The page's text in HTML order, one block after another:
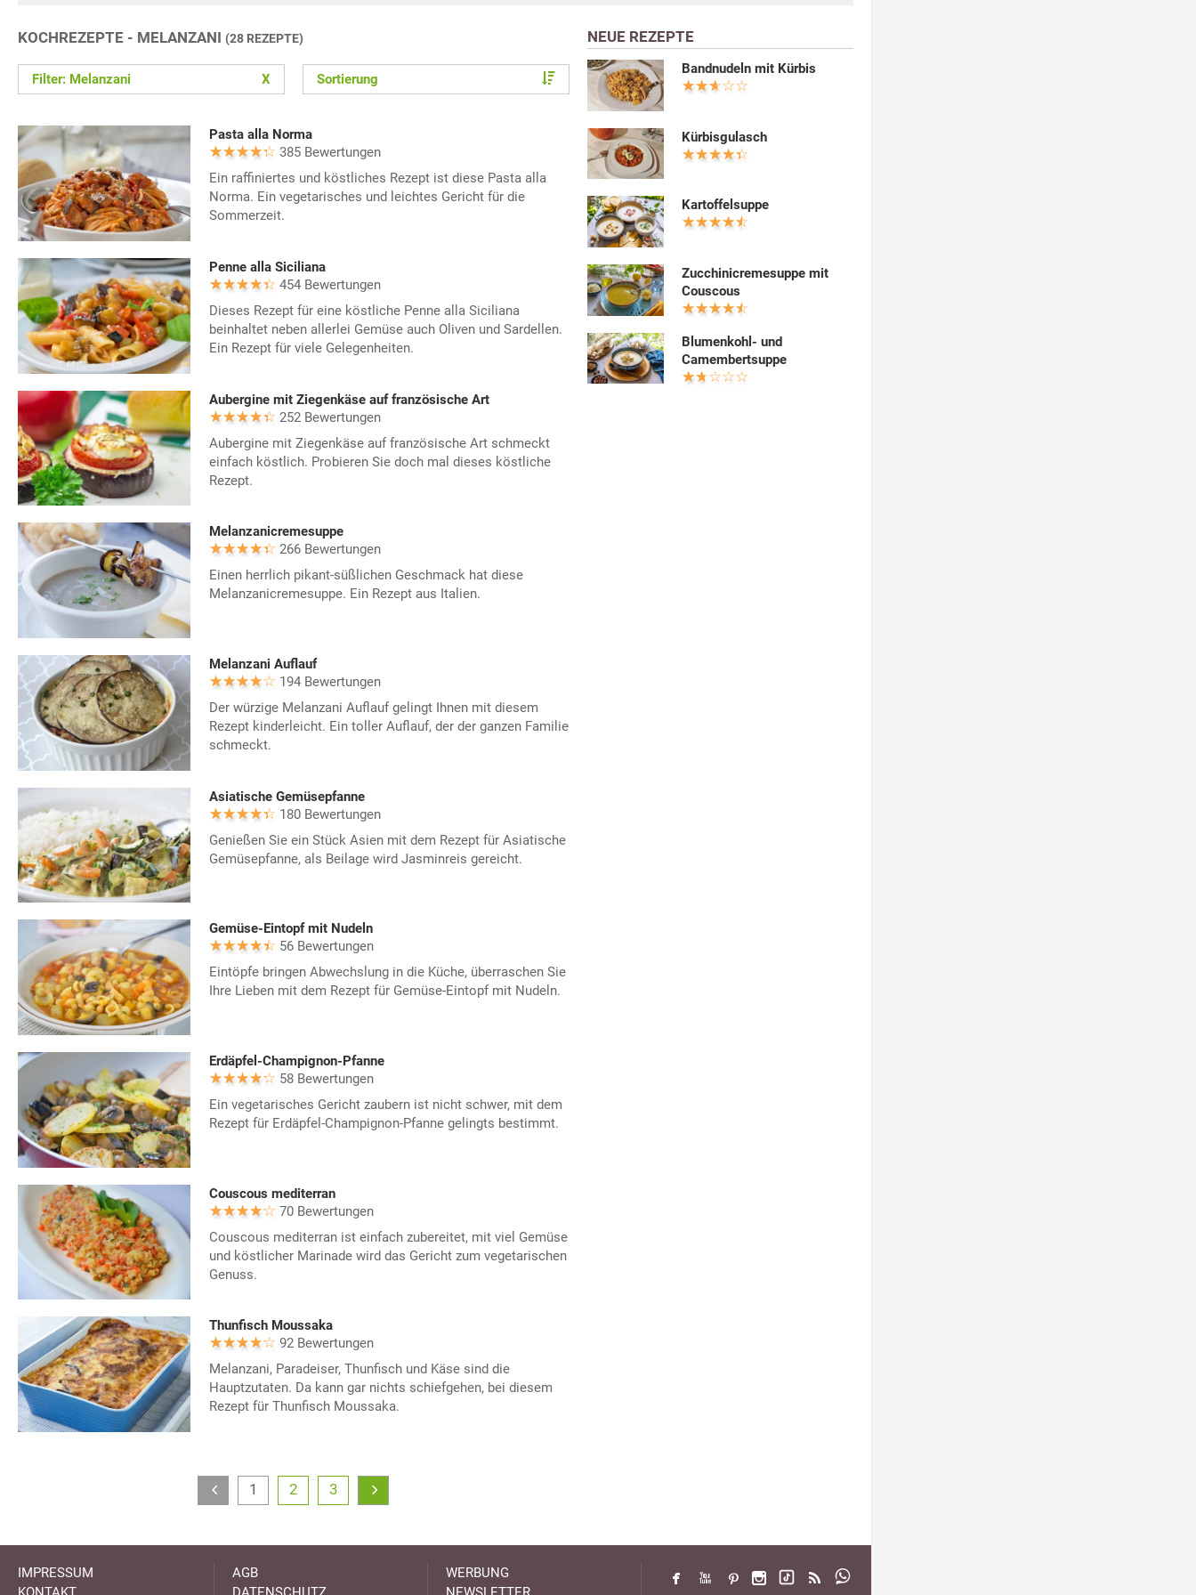
KOCHREZEPTE - MELANZANI (28 REZEPTE)
Filter: Melanzani X Sortierung
Pasta alla Norma
385 Bewertungen
Ein raffiniertes und köstliches Rezept ist diese Pasta alla
Norma. Ein vegetarisches und leichtes Gericht für die
Sommerzeit.
Penne alla Siciliana
454 Bewertungen
Dieses Rezept für eine köstliche Penne alla Siciliana
beinhaltet neben allerlei Gemüse auch Oliven und Sardellen.
Ein Rezept für viele Gelegenheiten.
Aubergine mit Ziegenkäse auf französische Art
252 Bewertungen
Aubergine mit Ziegenkäse auf französische Art schmeckt
einfach köstlich. Probieren Sie doch mal dieses köstliche
Rezept.
Melanzanicremesuppe
266 Bewertungen
Einen herrlich pikant-süßlichen Geschmack hat diese
Melanzanicremesuppe. Ein Rezept aus Italien.
Melanzani Auflauf
194 Bewertungen
Der würzige Melanzani Auflauf gelingt Ihnen mit diesem
Rezept kinderleicht. Ein toller Auflauf, der der ganzen Familie
schmeckt.
Asiatische Gemüsepfanne
180 Bewertungen
Genießen Sie ein Stück Asien mit dem Rezept für Asiatische
Gemüsepfanne, als Beilage wird Jasminreis gereicht.
Gemüse-Eintopf mit Nudeln
56 Bewertungen
Eintöpfe bringen Abwechslung in die Küche, überraschen Sie
Ihre Lieben mit dem Rezept für Gemüse-Eintopf mit Nudeln.
Erdäpfel-Champignon-Pfanne
58 Bewertungen
Ein vegetarisches Gericht zaubern ist nicht schwer, mit dem
Rezept für Erdäpfel-Champignon-Pfanne gelingts bestimmt.
Couscous mediterran
70 Bewertungen
Couscous mediterran ist einfach zubereitet, mit viel Gemüse
und köstlicher Marinade wird das Gericht zum vegetarischen
Genuss.
Thunfisch Moussaka
92 Bewertungen
Melanzani, Paradeiser, Thunfisch und Käse sind die
Hauptzutaten. Da kann gar nichts schiefgehen, bei diesem
Rezept für Thunfisch Moussaka.
1 2 3
NEUE REZEPTE
Bandnudeln mit Kürbis
Kürbisgulasch
Kartoffelsuppe
Zucchinicremesuppe mit
Couscous
Blumenkohl- und
Camembertsuppe
IMPRESSUM
AGB
WERBUNG